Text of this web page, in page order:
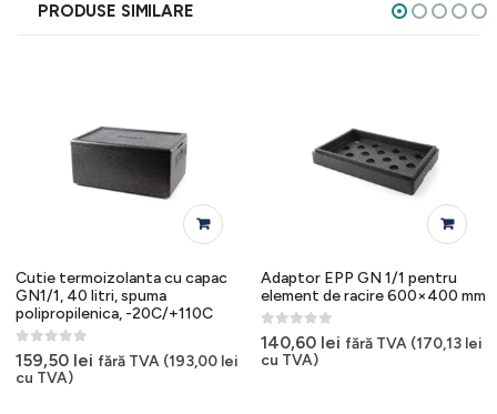
PRODUSE SIMILARE
Cutie termoizolanta cu capac
GN1/1, 40 litri, spuma
polipropilenica, -20C/+110C
0 out of 5
159,50 lei fără TVA (193,00 lei
cu TVA)
Adaptor EPP GN 1/1 pentru
element de racire 600×400 mm
0 out of 5
140,60 lei fără TVA (170,13 lei
cu TVA)